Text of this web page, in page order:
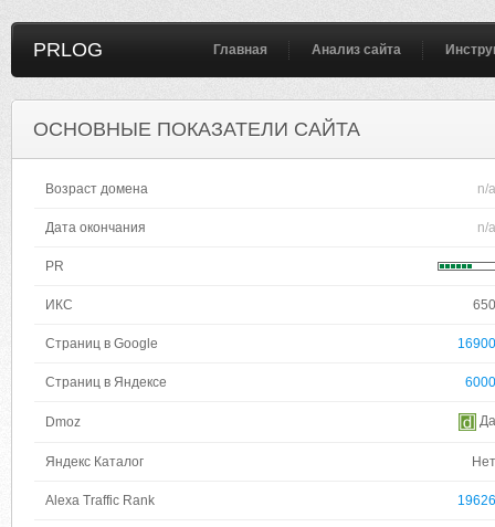
PRLOG Главная Анализ сайта
ОСНОВНЫЕ ПОКАЗАТЕЛИ САЙТА
Возраст домена n/a
Дата окончания n/a
PR
ИКС 650
Страниц в Google 16900
Страниц в Яндексе 6000
Dmoz Да
Яндекс Каталог Нет
Alexa Traffic Rank 19626